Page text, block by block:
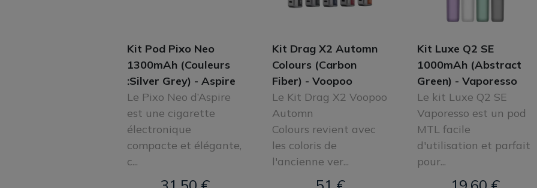
Kit Pod Pixo Neo
1300mAh (Couleurs
:Silver Grey) - Aspire
Le Pixo Neo d’Aspire
est une cigarette
électronique
compacte et élégante,
c...
Kit Drag X2 Automn
Colours (Carbon
Fiber) - Voopoo
Le Kit Drag X2 Voopoo
Automn
Colours revient avec
les coloris de
l'ancienne ver...
Kit Luxe Q2 SE
1000mAh (Abstract
Green) - Vaporesso
Le kit Luxe Q2 SE
Vaporesso est un pod
MTL facile
d'utilisation et parfait
pour...